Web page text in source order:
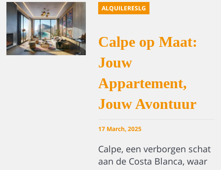
ALQUILERESLG
Calpe op Maat:
Jouw
Appartement,
Jouw Avontuur
17 March, 2025
Calpe, een verborgen schat
aan de Costa Blanca, waar